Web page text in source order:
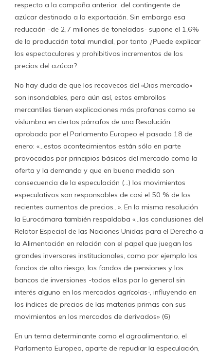
respecto a la campaña anterior, del contingente de
azúcar destinado a la exportación. Sin embargo esa
reducción -de 2,7 millones de toneladas- supone el 1,6%
de la producción total mundial, por tanto ¿Puede explicar
los espectaculares y prohibitivos incrementos de los
precios del azúcar?
No hay duda de que los recovecos del «Dios mercado»
son insondables, pero aún así, estos embrollos
mercantiles tienen explicaciones más profanas como se
vislumbra en ciertos párrafos de una Resolución
aprobada por el Parlamento Europeo el pasado 18 de
enero: «…estos acontecimientos están sólo en parte
provocados por principios básicos del mercado como la
oferta y la demanda y que en buena medida son
consecuencia de la especulación (…) los movimientos
especulativos son responsables de casi el 50 % de los
recientes aumentos de precios…». En la misma resolución
la Eurocámara también respaldaba «…las conclusiones del
Relator Especial de las Naciones Unidas para el Derecho a
la Alimentación en relación con el papel que juegan los
grandes inversores institucionales, como por ejemplo los
fondos de alto riesgo, los fondos de pensiones y los
bancos de inversiones -todos ellos por lo general sin
interés alguno en los mercados agrícolas-, influyendo en
los índices de precios de las materias primas con sus
movimientos en los mercados de derivados» (6)
En un tema determinante como el agroalimentario, el
Parlamento Europeo, aparte de repudiar la especulación,